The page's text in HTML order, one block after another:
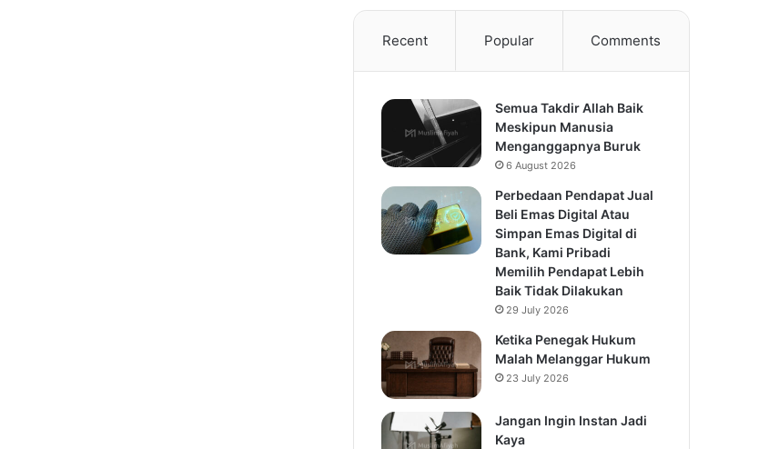
Recent Popular Comments
Semua Takdir Allah Baik
Meskipun Manusia
Menganggapnya Buruk
6 August 2026
Perbedaan Pendapat Jual
Beli Emas Digital Atau
Simpan Emas Digital di
Bank, Kami Pribadi
Memilih Pendapat Lebih
Baik Tidak Dilakukan
29 July 2026
Ketika Penegak Hukum
Malah Melanggar Hukum
23 July 2026
Jangan Ingin Instan Jadi
Kaya